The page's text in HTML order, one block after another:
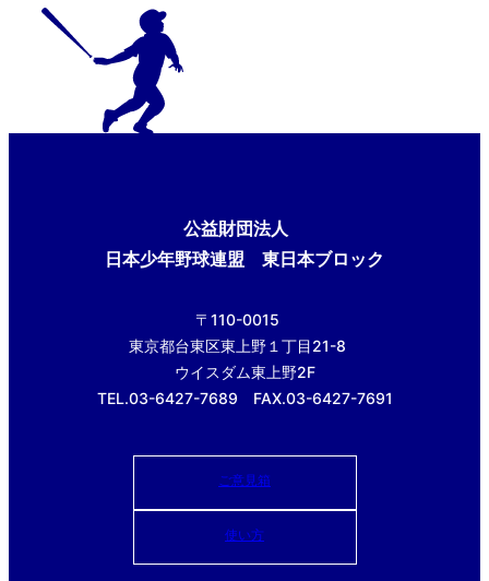
公益財団法人
日本少年野球連盟 東日本ブロック
〒110-0015
東京都台東区東上野１丁目21-8
ウイスダム東上野2F
TEL.03-6427-7689 FAX.03-6427-7691
ご意見箱
使い方